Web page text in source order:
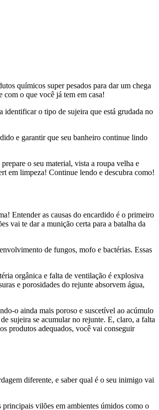
químicos super pesados para dar um chega
o que você já tem em casa!
identificar o tipo de sujeira que está grudada no
e garantir que seu banheiro continue lindo
o seu material, vista a roupa velha e
em limpeza! Continue lendo e descubra como!
Entender as causas do encardido é o primeiro
vai te dar a munição certa para a batalha da
de fungos, mofo e bactérias. Essas
orgânica e falta de ventilação é explosiva
e porosidades do rejunte absorvem água,
o ainda mais poroso e suscetível ao acúmulo
sujeira se acumular no rejunte. E, claro, a falta
produtos adequados, você vai conseguir
diferente, e saber qual é o seu inimigo vai
vilões em ambientes úmidos como o